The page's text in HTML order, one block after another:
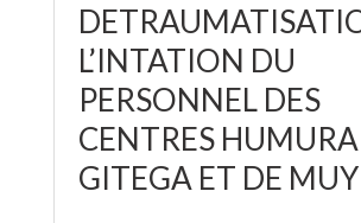
L’INTATION DU
PERSONNEL DES
CENTRES
GITEGA ET DE